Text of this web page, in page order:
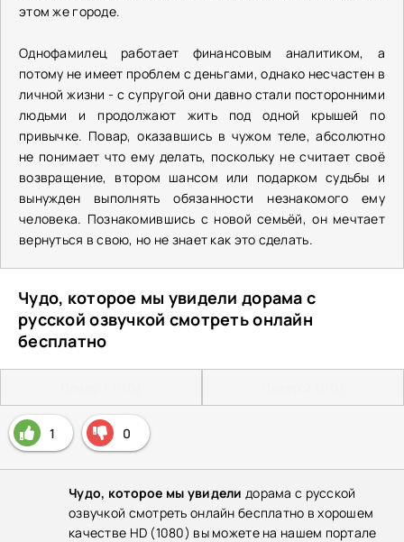
этом же городе.
Однофамилец работает финансовым аналитиком, а
потому не имеет проблем с деньгами, однако несчастен в
личной жизни - с супругой они давно стали посторонними
людьми и продолжают жить под одной крышей по
привычке. Повар, оказавшись в чужом теле, абсолютно
не понимает что ему делать, поскольку не считает своё
возвращение, втором шансом или подарком судьбы и
вынужден выполнять обязанности незнакомого ему
человека. Познакомившись с новой семьёй, он мечтает
вернуться в свою, но не знает как это сделать.
Чудо, которое мы увидели дорама с
русской озвучкой смотреть онлайн
бесплатно
1 0
Чудо, которое мы увидели дорама с русской
озвучкой смотреть онлайн бесплатно в хорошем
качестве HD (1080) вы можете на нашем портале